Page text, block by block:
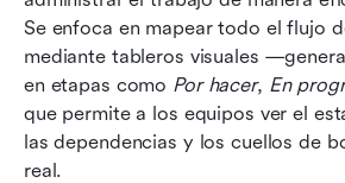
Se enfoca en mapear todo el flujo
mediante tableros visuales
en etapas como Por hacer, En
que permite a los equipos ver el
las dependencias y los cuellos de
real.